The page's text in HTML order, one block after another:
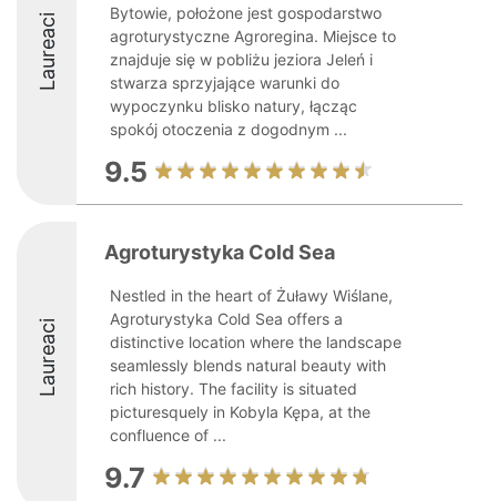
Laureaci
Bytowie, położone jest gospodarstwo
agroturystyczne Agroregina. Miejsce to
znajduje się w pobliżu jeziora Jeleń i
stwarza sprzyjające warunki do
wypoczynku blisko natury, łącząc
spokój otoczenia z dogodnym ...
9.5
Laureaci
Agroturystyka Cold Sea
Nestled in the heart of Żuławy Wiślane,
Agroturystyka Cold Sea offers a
distinctive location where the landscape
seamlessly blends natural beauty with
rich history. The facility is situated
picturesquely in Kobyla Kępa, at the
confluence of ...
9.7